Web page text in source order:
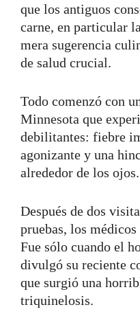
que los antiguos
carne, en particular
mera sugerencia
de salud crucial.
Todo comenzó con
Minnesota que
debilitantes: fiebre
agonizante y una
alrededor de los ojos.
Después de dos
pruebas, los
Fue sólo cuando el
divulgó su reciente
que surgió una
triquinelosis.